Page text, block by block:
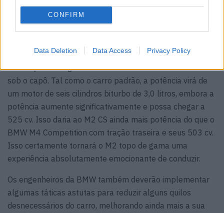
CONFIRM
Data Deletion Data Access Privacy Policy
o modelo padrão, os ajustes exteriores não serão a
mudança mais significativa. O mais emocionante acontece
sob o capô. Tal como o carro padrão, a potência virá de
um motor de seis cilindros biturbo de 3,0 litros, embora a
potência aumente significativamente e possa chegar a
525 cv. Isso daria ao M2 CS ainda mais potência do que o
BMW M4 Competition com tração traseira e seus 503 cv.
Isso certamente tornará o M2 topo de gama uma
experiência absolutamente emocionante de conduzir.
Os engenheiros da BMW também deverão implementar
algumas táticas astutas para reduzir alguns quilos
desnecessários do carro, melhorando ainda mais a sua